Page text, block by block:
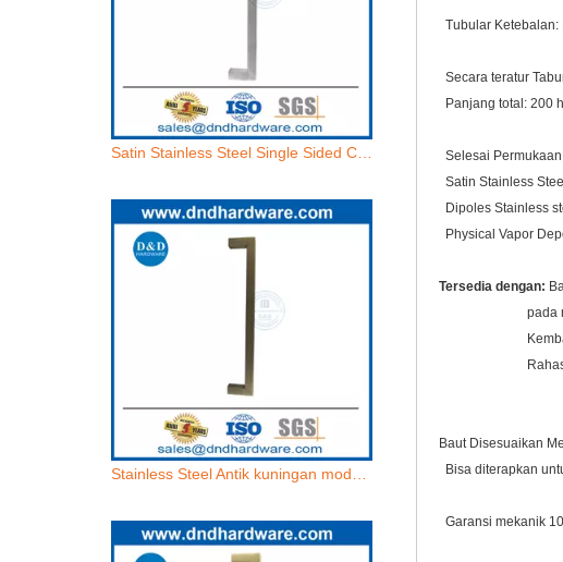
Tubular Ketebalan:
Secara teratur
Panjang total: 200
Selesai
Satin Stainless
Dipoles Stainless
Physical Vapor
Tersedia dengan:
pada mawar
Kembali ke
Rahasia
Baut Disesuaikan
Bisa diterapkan
Garansi mekanik